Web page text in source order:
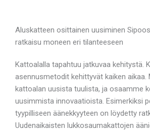
Aluskatteen osittainen uusiminen
ratkaisu moneen eri tilanteeseen
Kattoalalla tapahtuu jatkuvaa kehitystä.
asennusmetodit kehittyvät kaiken aikaa.
kattoalan uusista tuulista, ja osaamme
uusimmista innovaatioista. Esimerkiksi
tyypilliseen äänekkyyteen on löydetty
Uudenaikaisten lukkosaumakattojen